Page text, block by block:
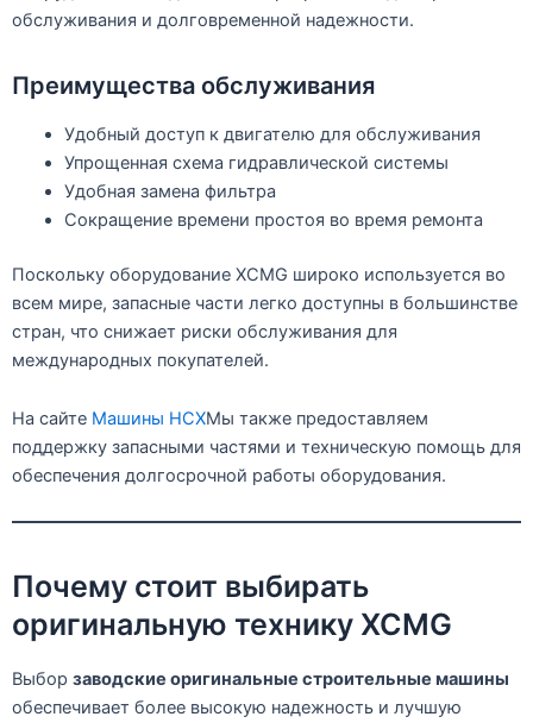
обслуживания и долговременной надежности.
Преимущества обслуживания
Удобный доступ к двигателю для обслуживания
Упрощенная схема гидравлической системы
Удобная замена фильтра
Сокращение времени простоя во время ремонта
Поскольку оборудование XCMG широко используется во
всем мире, запасные части легко доступны в большинстве
стран, что снижает риски обслуживания для
международных покупателей.
На сайте Машины HCXМы также предоставляем
поддержку запасными частями и техническую помощь для
обеспечения долгосрочной работы оборудования.
Почему стоит выбирать
оригинальную технику XCMG
Выбор заводские оригинальные строительные машины
обеспечивает более высокую надежность и лучшую